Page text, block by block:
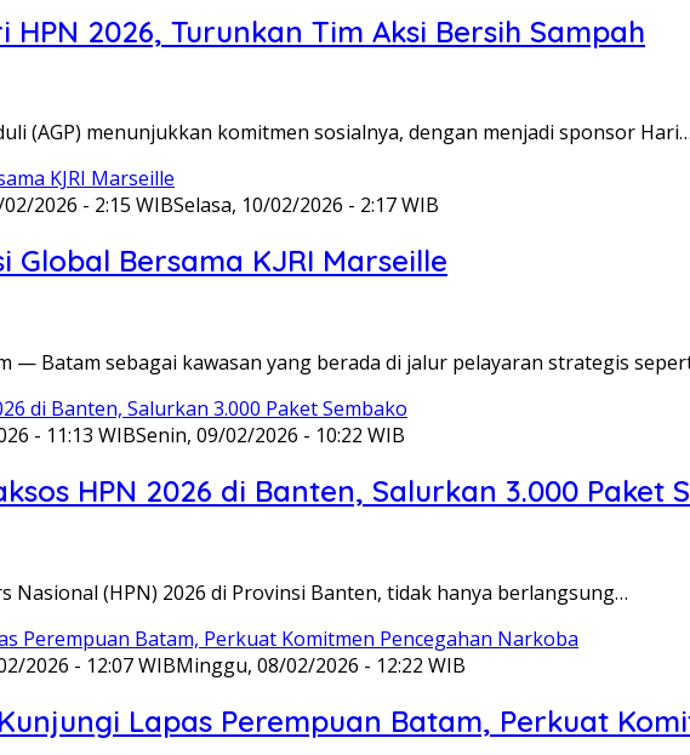
2026, Turunkan Tim Aksi Bersih Sampah
(AGP) menunjukkan komitmen sosialnya, dengan menjadi sponsor Hari…
2026 - 2:15 WIBSelasa, 10/02/2026 - 2:17 WIB
Global Bersama KJRI Marseille
— Batam sebagai kawasan yang berada di jalur pelayaran strategis
- 11:13 WIBSenin, 09/02/2026 - 10:22 WIB
HPN 2026 di Banten, Salurkan 3.000 Paket
Nasional (HPN) 2026 di Provinsi Banten, tidak hanya berlangsung…
2026 - 12:07 WIBMinggu, 08/02/2026 - 12:22 WIB
Lapas Perempuan Batam, Perkuat